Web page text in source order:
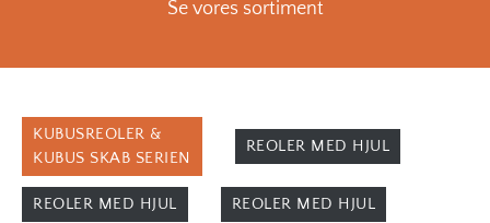
Se vores sortiment
KUBUSREOLER &
KUBUS SKAB SERIEN
REOLER MED HJUL
REOLER MED HJUL REOLER MED HJUL